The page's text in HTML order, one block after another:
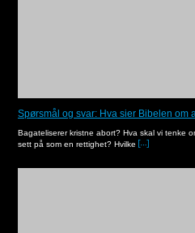
Spørsmål og svar: Hva sier Bibelen om
Bagateliserer kristne abort? Hva skal vi tenke
sett på som en rettighet? Hvilke